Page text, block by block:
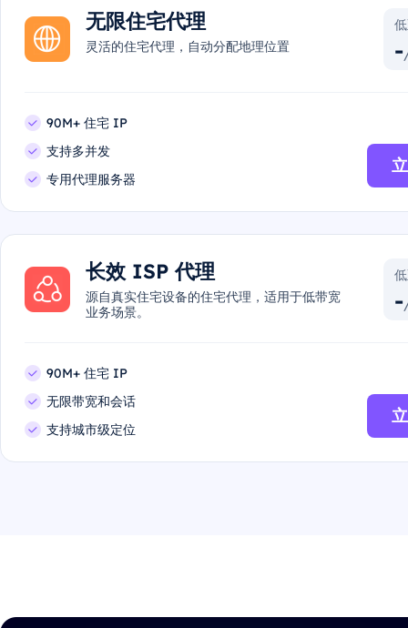
无限住宅代理
灵活的住宅代理，自动分配地理位置 -
90M+ 住宅 IP
支持多并发
专用代理服务器
长效 ISP 代理
源自真实住宅设备的住宅代理，适用于低带宽
业务场景。
-
90M+ 住宅 IP
无限带宽和会话
支持城市级定位